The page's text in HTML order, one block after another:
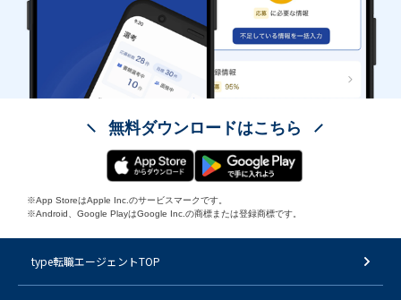
無料ダウンロードはこちら
※App StoreはApple Inc.のサービスマークです。
※Android、Google PlayはGoogle Inc.の商標または登録商標です。
type転職エージェントTOP